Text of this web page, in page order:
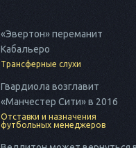
«Эвертон» переманит
Кабальеро
Трансферные слухи
Гвардиола возглавит
«Манчестер Сити» в 2016
Отставки и назначения
футбольных менеджеров